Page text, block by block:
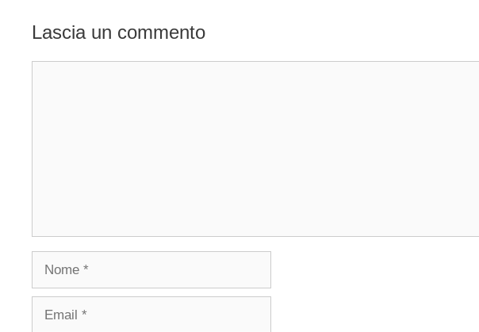
Lascia un commento